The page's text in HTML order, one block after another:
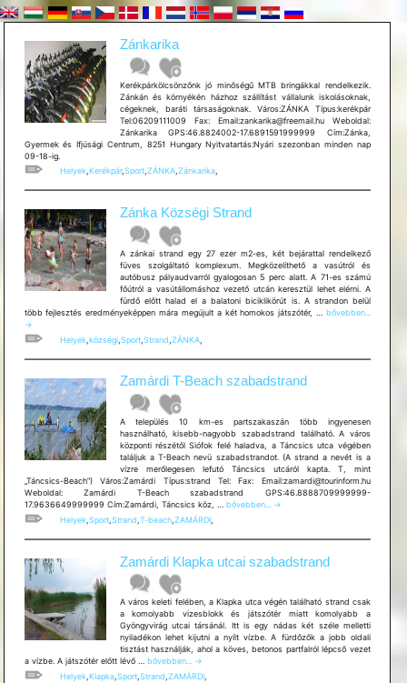
Zánkarika
Kerékpárkölcsönzőnk jó minőségű MTB bringákkal rendelkezik.
Zánkán és környékén házhoz szállítást vállalunk iskolásoknak,
cégeknek, baráti társaságoknak. Város:ZÁNKA Típus:kerékpár
Tel:06209111009 Fax: Email:zankarika@freemail.hu Weboldal:
Zánkarika GPS:46.8824002-17.6891591999999 Cím:Zánka,
Gyermek és Ifjúsági Centrum, 8251 Hungary Nyitvatartás:Nyári szezonban minden nap
09-18-ig.
Helyek,Kerékpár,Sport,ZÁNKA,Zánkarika,
Zánka Községi Strand
A zánkai strand egy 27 ezer m2-es, két bejárattal rendelkező
füves szolgáltató komplexum. Megközelíthető a vasútról és
autóbusz pályaudvarról gyalogosan 5 perc alatt. A 71-es számú
főútról a vasútállomáshoz vezető utcán keresztül lehet elérni. A
fürdő előtt halad el a balatoni biciklikörút is. A strandon belül
több fejlesztés eredményeképpen mára megújult a két homokos játszótér, … Zánka
bővebben...
→
Helyek, községi, Sport, Strand ZÁNKA,
Zamárdi T-Beach szabadstrand
A település 10 km-es partszakaszán több ingyenesen
használható, kisebb-nagyobb szabadstrand található. A város
központi részétől Siófok felé haladva, a Táncsics utca végében
találjuk a T-Beach nevü szabadstrandot. (A strand a nevét is a
vízre merőlegesen lefutó Táncsics utcáról kapta. T, mint
„Táncsics-Beach”) Város:Zamárdi Típus:strand Tel: Fax: Email:zamardi@tourinform.hu
Weboldal: Zamárdi T-Beach szabadstrand GPS:46.8888709999999-
17.9636649999999 Cím:Zamárdi, Táncsics köz, … Zamárdi
szabadstrand
bővebben...
→
Helyek, Sport, Strand T-beach, ZAMÁRDI,
Zamárdi Klapka utcai szabadstrand
A város keleti felében, a Klapka utca végén található strand csak
a komolyabb vizesblokk és játszótér miatt komolyabb a
Gyöngyvirág utcai társánál. Itt is egy nádas két széle melletti
nyiladékon lehet kijutni a nyílt vízbe. A fürdőzők a jobb oldali
tisztást használják, ahol a köves, betonos partfalról lépcső vezet
a vízbe. A játszótér előtt lévő … Zamárdi
Klapka
bővebben... →
Helyek, Klapka, Sport, Strand ZAMÁRDI,